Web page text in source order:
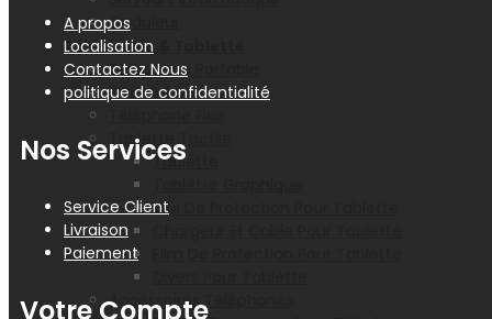
Onduleur
Téléphonie & Tablette
Téléphone Portable
Smartphone
Tablette Tactile
Tablette
Etui De Protection Pour Tablette
Accessoires Téléphones
A propos
Localisation
Contactez Nous
politique de confidentialité
Nos Services
Service Client
Livraison
Paiement
Votre Compte